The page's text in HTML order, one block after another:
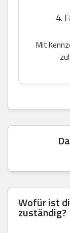
4.
Mit
Wofür ist
zuständig?